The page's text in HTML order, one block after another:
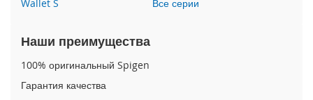
P
o
a
Wallet S
Все серии
Наши преимущества
100% оригинальный Spigen
Гарантия качества